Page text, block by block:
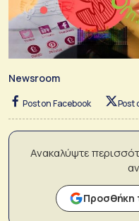
Newsroom
Post on Facebook Post
Ανακαλύψτε
Προσθήκη